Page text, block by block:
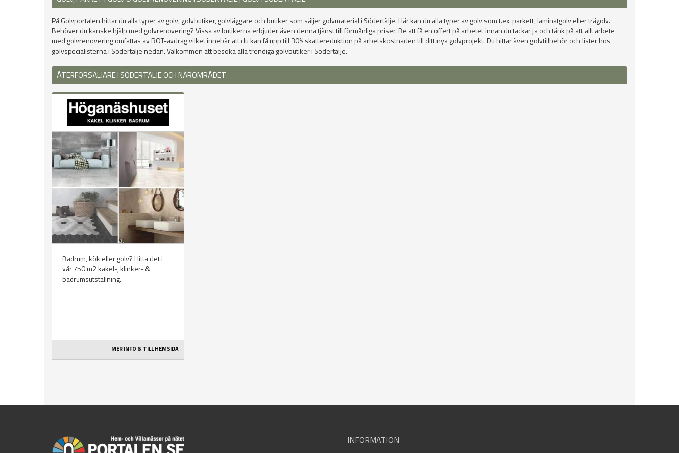
På Golvportalen hittar du alla typer av golv, golvbutiker, golvläggare och butiker som säljer golvmaterial i Södertälje. Här kan du alla typer av golv som t.ex. parkett, laminatgolv eller trägolv.
Behöver du kanske hjälp med golvrenovering? Vissa av butikerna erbjuder även denna tjänst till förmånliga priser. Be att få en offert på arbetet innan du tackar ja och tänk på att allt arbete
med golvrenovering omfattas av ROT-avdrag vilket innebär att du kan få upp till 30% skattereduktion på arbetskostnaden till ditt nya golvprojekt. Du hittar även golvtillbehör och lister hos
golvspecialisterna i Södertälje nedan. Välkommen att besöka alla trendiga golvbutiker i Södertälje.
ÅTERFÖRSÄLJARE I SÖDERTÄLJE OCH NÄROMRÅDET
Badrum, kök eller golv? Hitta det i
vår 750 m2 kakel-, klinker- &
badrumsutställning.
MER INFO & TILL HEMSIDA
INFORMATION